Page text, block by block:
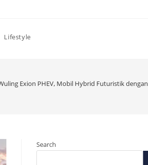
Lifestyle
Exion PHEV, Mobil Hybrid Futuristik
Search